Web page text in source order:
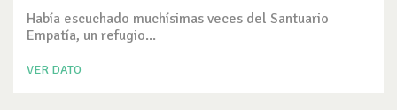
Había escuchado muchísimas veces del Santuario
Empatía, un refugio...
VER DATO